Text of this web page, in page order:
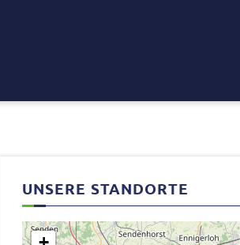
UNSERE STANDORTE